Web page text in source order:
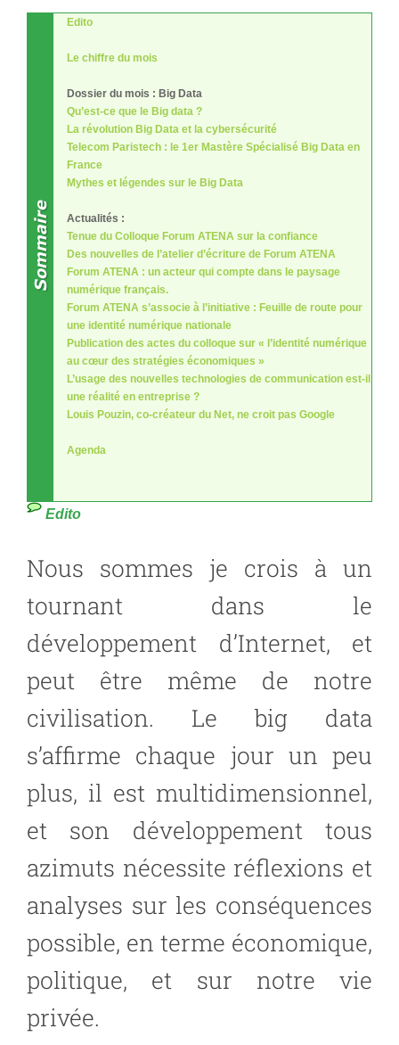
Edito
Le chiffre du mois
Dossier du mois : Big Data
Qu’est-ce que le Big data ?
La révolution Big Data et la cybersécurité
Telecom Paristech : le 1er Mastère Spécialisé Big Data en
France
Mythes et légendes sur le Big Data
Actualités :
Tenue du Colloque Forum ATENA sur la confiance
Des nouvelles de l’atelier d’écriture de Forum ATENA
Forum ATENA : un acteur qui compte dans le paysage
numérique français.
Forum ATENA s’associe à l’initiative : Feuille de route pour
une identité numérique nationale
Publication des actes du colloque sur « l’identité numérique
au cœur des stratégies économiques »
L’usage des nouvelles technologies de communication est-il
une réalité en entreprise ?
Louis Pouzin, co-créateur du Net, ne croit pas Google
Agenda
Edito
Nous sommes je crois à un
tournant dans le
développement d’Internet, et
peut être même de notre
civilisation. Le big data
s’affirme chaque jour un peu
plus, il est multidimensionnel,
et son développement tous
azimuts nécessite réflexions et
analyses sur les conséquences
possible, en terme économique,
politique, et sur notre vie
privée.